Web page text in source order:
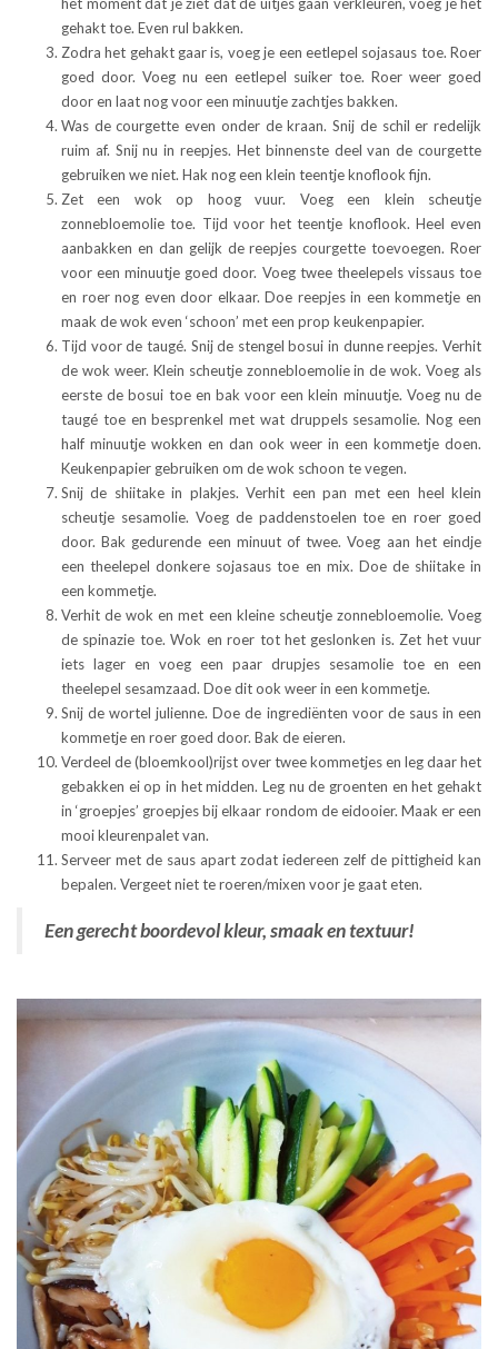
het moment dat je ziet dat de uitjes gaan verkleuren, voeg je het
gehakt toe. Even rul bakken.
Zodra het gehakt gaar is, voeg je een eetlepel sojasaus toe. Roer
goed door. Voeg nu een eetlepel suiker toe. Roer weer goed
door en laat nog voor een minuutje zachtjes bakken.
Was de courgette even onder de kraan. Snij de schil er redelijk
ruim af. Snij nu in reepjes. Het binnenste deel van de courgette
gebruiken we niet. Hak nog een klein teentje knoflook fijn.
Zet een wok op hoog vuur. Voeg een klein scheutje
zonnebloemolie toe. Tijd voor het teentje knoflook. Heel even
aanbakken en dan gelijk de reepjes courgette toevoegen. Roer
voor een minuutje goed door. Voeg twee theelepels vissaus toe
en roer nog even door elkaar. Doe reepjes in een kommetje en
maak de wok even ‘schoon’ met een prop keukenpapier.
Tijd voor de taugé. Snij de stengel bosui in dunne reepjes. Verhit
de wok weer. Klein scheutje zonnebloemolie in de wok. Voeg als
eerste de bosui toe en bak voor een klein minuutje. Voeg nu de
taugé toe en besprenkel met wat druppels sesamolie. Nog een
half minuutje wokken en dan ook weer in een kommetje doen.
Keukenpapier gebruiken om de wok schoon te vegen.
Snij de shiitake in plakjes. Verhit een pan met een heel klein
scheutje sesamolie. Voeg de paddenstoelen toe en roer goed
door. Bak gedurende een minuut of twee. Voeg aan het eindje
een theelepel donkere sojasaus toe en mix. Doe de shiitake in
een kommetje.
Verhit de wok en met een kleine scheutje zonnebloemolie. Voeg
de spinazie toe. Wok en roer tot het geslonken is. Zet het vuur
iets lager en voeg een paar drupjes sesamolie toe en een
theelepel sesamzaad. Doe dit ook weer in een kommetje.
Snij de wortel julienne. Doe de ingrediënten voor de saus in een
kommetje en roer goed door. Bak de eieren.
Verdeel de (bloemkool)rijst over twee kommetjes en leg daar het
gebakken ei op in het midden. Leg nu de groenten en het gehakt
in ‘groepjes’ groepjes bij elkaar rondom de eidooier. Maak er een
mooi kleurenpalet van.
Serveer met de saus apart zodat iedereen zelf de pittigheid kan
bepalen. Vergeet niet te roeren/mixen voor je gaat eten.
Een gerecht boordevol kleur, smaak en textuur!